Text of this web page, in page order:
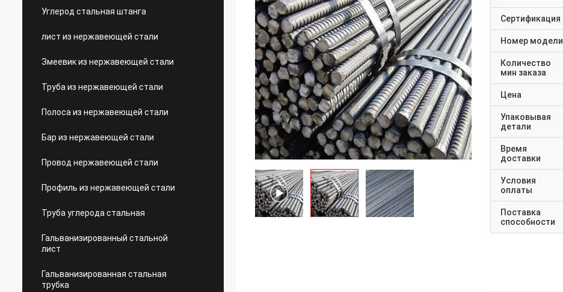
Углерод стальная штанга
лист из нержавеющей стали
Змеевик из нержавеющей стали
Труба из нержавеющей стали
Полоса из нержавеющей стали
Бар из нержавеющей стали
Провод нержавеющей стали
Профиль из нержавеющей стали
Труба углерода стальная
Гальванизированный стальной
лист
Гальванизированная стальная
трубка
Сертификация
Номер модели
Количество
мин заказа
Цена
Упаковывая
детали
Время
доставки
Условия
оплаты
Поставка
способности